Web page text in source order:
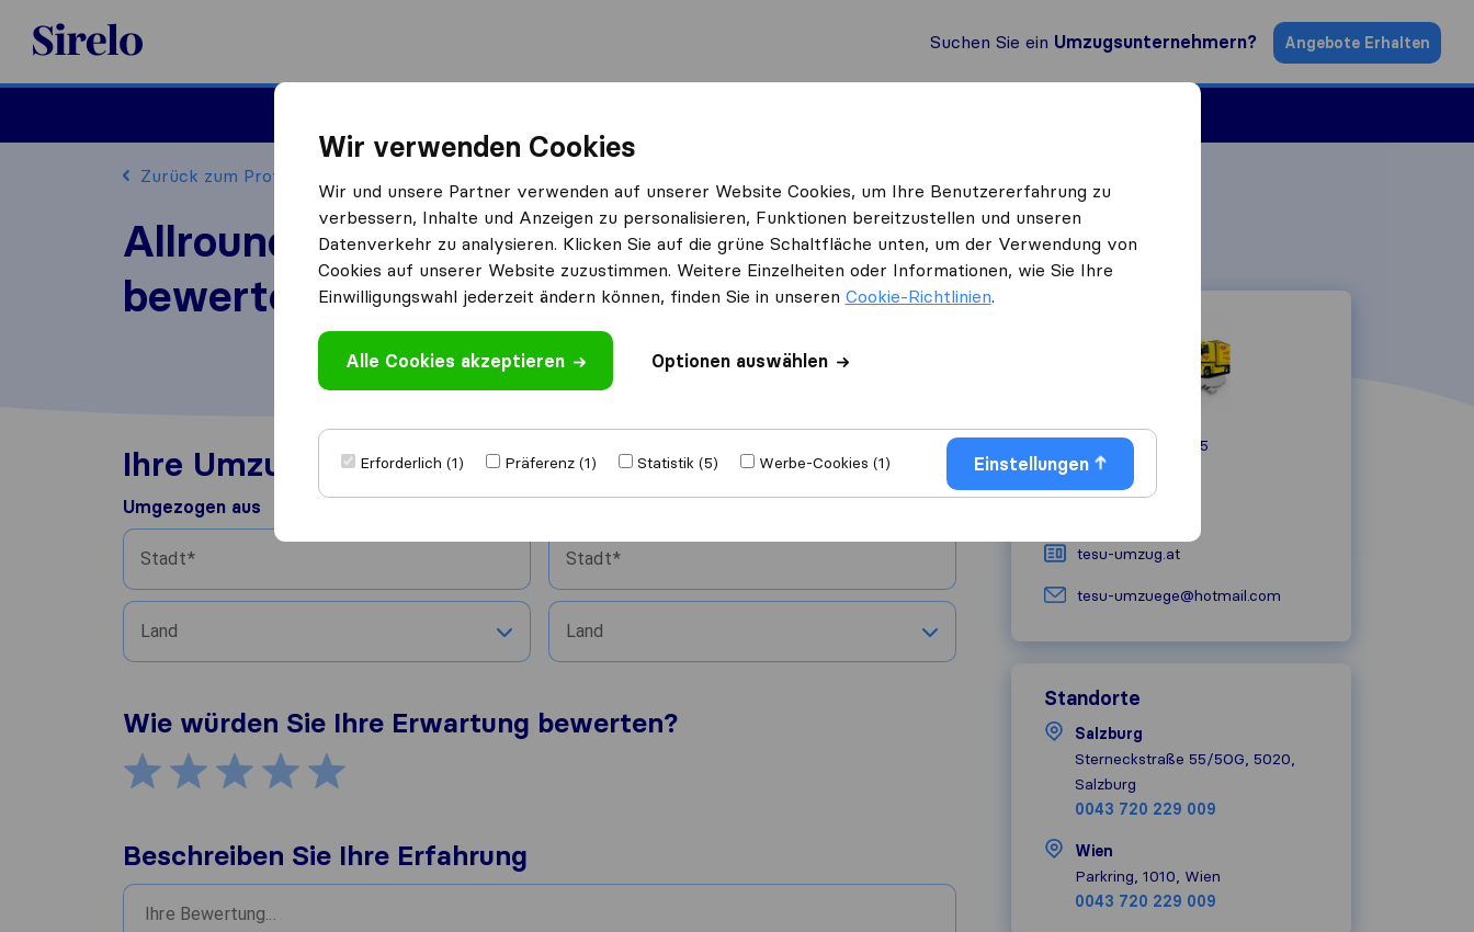
Sirelo.at
Suchen Sie ein Umzugsunternehmern? Angebote Erhalten
Zurück zum Profil
Allround Umzug TESU LOGISTIC GmbH
bewerten
Ihre Umzugserfahrung
Umgezogen aus
Stadt
Land
Stadt
Land
Wie würden Sie Ihre Erwartung bewerten?
Beschreiben Sie Ihre Erfahrung
Sterneckstraße 55
5020
tesu-umzug.at
tesu-umzuege@hotmail.com
Standorte
Salzburg
Sterneckstraße 55/5OG, 5020,
Salzburg
0043 720 229 009
Wien
Parkring, 1010, Wien
0043 720 229 009
Wir verwenden Cookies
Wir und unsere Partner verwenden auf unserer Website Cookies, um Ihre Benutzererfahrung zu
verbessern, Inhalte und Anzeigen zu personalisieren, Funktionen bereitzustellen und unseren
Datenverkehr zu analysieren. Klicken Sie auf die grüne Schaltfläche unten, um der Verwendung von
Cookies auf unserer Website zuzustimmen. Weitere Einzelheiten oder Informationen, wie Sie Ihre
Einwilligungswahl jederzeit ändern können, finden Sie in unseren Cookie-Richtlinien.
Alle Cookies akzeptieren Optionen auswählen
Erforderlich (1) Präferenz (1) Statistik (5) Werbe-Cookies (1) Einstellungen